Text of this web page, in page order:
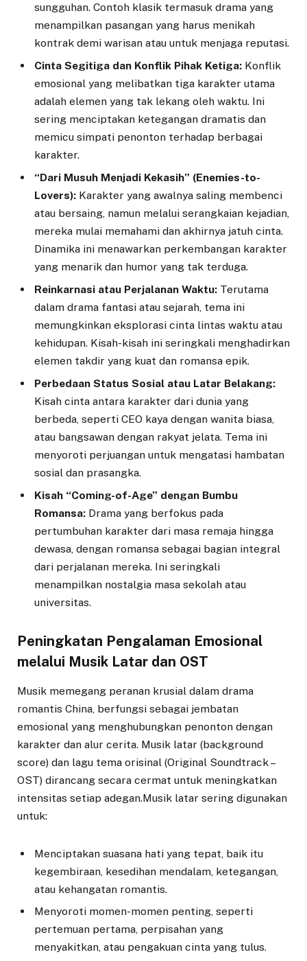
sungguhan. Contoh klasik termasuk drama yang
menampilkan pasangan yang harus menikah
kontrak demi warisan atau untuk menjaga reputasi.
Cinta Segitiga dan Konflik Pihak Ketiga: Konflik
emosional yang melibatkan tiga karakter utama
adalah elemen yang tak lekang oleh waktu. Ini
sering menciptakan ketegangan dramatis dan
memicu simpati penonton terhadap berbagai
karakter.
“Dari Musuh Menjadi Kekasih” (Enemies-to-
Lovers): Karakter yang awalnya saling membenci
atau bersaing, namun melalui serangkaian kejadian,
mereka mulai memahami dan akhirnya jatuh cinta.
Dinamika ini menawarkan perkembangan karakter
yang menarik dan humor yang tak terduga.
Reinkarnasi atau Perjalanan Waktu: Terutama
dalam drama fantasi atau sejarah, tema ini
memungkinkan eksplorasi cinta lintas waktu atau
kehidupan. Kisah-kisah ini seringkali menghadirkan
elemen takdir yang kuat dan romansa epik.
Perbedaan Status Sosial atau Latar Belakang:
Kisah cinta antara karakter dari dunia yang
berbeda, seperti CEO kaya dengan wanita biasa,
atau bangsawan dengan rakyat jelata. Tema ini
menyoroti perjuangan untuk mengatasi hambatan
sosial dan prasangka.
Kisah “Coming-of-Age” dengan Bumbu
Romansa: Drama yang berfokus pada
pertumbuhan karakter dari masa remaja hingga
dewasa, dengan romansa sebagai bagian integral
dari perjalanan mereka. Ini seringkali
menampilkan nostalgia masa sekolah atau
universitas.
Peningkatan Pengalaman Emosional
melalui Musik Latar dan OST
Musik memegang peranan krusial dalam drama
romantis China, berfungsi sebagai jembatan
emosional yang menghubungkan penonton dengan
karakter dan alur cerita. Musik latar (background
score) dan lagu tema orisinal (Original Soundtrack –
OST) dirancang secara cermat untuk meningkatkan
intensitas setiap adegan.Musik latar sering digunakan
untuk:
Menciptakan suasana hati yang tepat, baik itu
kegembiraan, kesedihan mendalam, ketegangan,
atau kehangatan romantis.
Menyoroti momen-momen penting, seperti
pertemuan pertama, perpisahan yang
menyakitkan, atau pengakuan cinta yang tulus.